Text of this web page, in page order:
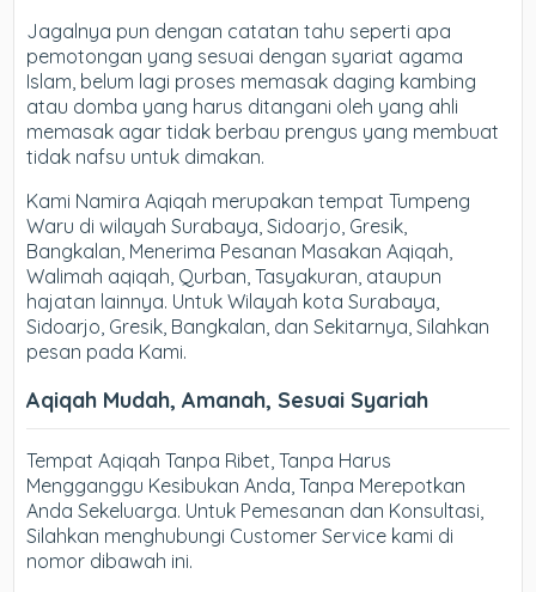
Jagalnya pun dengan catatan tahu seperti apa
pemotongan yang sesuai dengan syariat agama
Islam, belum lagi proses memasak daging kambing
atau domba yang harus ditangani oleh yang ahli
memasak agar tidak berbau prengus yang membuat
tidak nafsu untuk dimakan.
Kami Namira Aqiqah merupakan tempat Tumpeng
Waru di wilayah Surabaya, Sidoarjo, Gresik,
Bangkalan, Menerima Pesanan Masakan Aqiqah,
Walimah aqiqah, Qurban, Tasyakuran, ataupun
hajatan lainnya. Untuk Wilayah kota Surabaya,
Sidoarjo, Gresik, Bangkalan, dan Sekitarnya, Silahkan
pesan pada Kami.
Aqiqah Mudah, Amanah, Sesuai Syariah
Tempat Aqiqah Tanpa Ribet, Tanpa Harus
Mengganggu Kesibukan Anda, Tanpa Merepotkan
Anda Sekeluarga. Untuk Pemesanan dan Konsultasi,
Silahkan menghubungi Customer Service kami di
nomor dibawah ini.